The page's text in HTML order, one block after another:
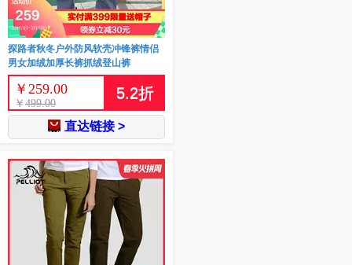
探路者秋冬户外防风软壳冲锋裤情侣
男女加绒加厚长裤抓绒登山裤
￥ 259.00
￥ 499.00
5.2折
直达链接 >